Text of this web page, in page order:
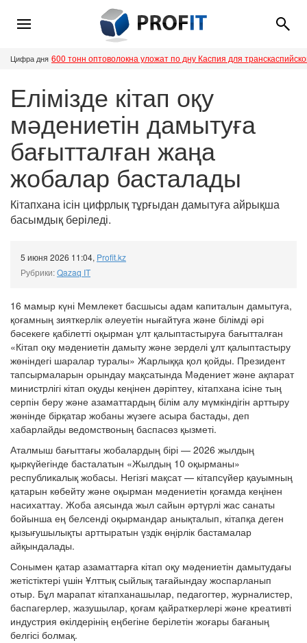
Цифра дня 600 тонн оптоволокна уложат по дну Каспия для
Елімізде кітап оқу
мәдениетін дамытуға
бағытталған жаңа
жобалар басталады
Кітапхана ісін цифрлық тұрғыдан дамытуға айрықша
басымдық беріледі.
5 июня 2026 11:04, Profit.kz
Рубрики:Qazaq IT
16 мамыр күні Мемлекет басшысы адам капиталын дамытуға,
қоғамның зияткерлік әлеуетін нығайтуға және білімді әрі
бәсекеге қабілетті оқырман ұлт қалыптастыруға бағытталған
«Кітап оқу мәдениетін дамыту және зерделі ұлт қалыптастыру
жөніндегі шаралар туралы» Жарлыққа қол қойды. Президент
тапсырмаларын орындау мақсатында Мәдениет және ақпарат
министрлігі кітап оқуды кеңінен дәріптеу, кітапхана ісіне тың
серпін беру және азаматтардың білім алу мүмкіндігін арттыру
жөнінде бірқатар жобаны жүзеге асыра бастады, деп
хабарлайды ведомствоның баспасөз қызметі.
Аталмыш бағыттағы жобалардың бірі — 2026 жылдың
қыркүйегінде басталатын «Жылдың 10 оқырманы»
республикалық жобасы. Негізгі мақсат — кітапсүйер қауымның
қатарын көбейту және оқырман мәдениетін қоғамда кеңінен
насихаттау. Жоба аясында жыл сайын әртүрлі жас санаты
бойынша ең белсенді оқырмандар анықталып, кітапқа деген
қызығушылықты арттыратын үздік өңірлік бастамалар
айқындалады.
Сонымен қатар азаматтарға кітап оқу мәдениетін дамытудағы
жетістіктері үшін Ұлттық сыйлық тағайындау жоспарланып
отыр. Бұл марапат кітапханашылар, педагогтер, журналистер,
баспагерлер, жазушылар, қоғам қайраткерлері және креативті
индустрия өкілдерінің еңбегіне берілетін жоғары бағаның
белгісі болмақ.